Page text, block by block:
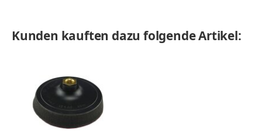
Kunden kauften dazu folgende Artikel: